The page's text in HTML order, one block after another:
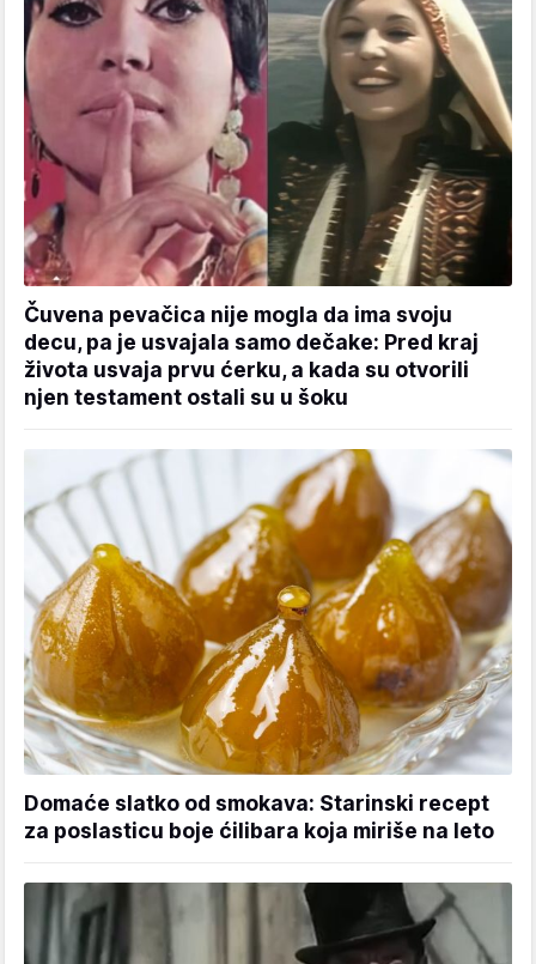
Čuvena pevačica nije mogla da ima svoju
decu, pa je usvajala samo dečake: Pred kraj
života usvaja prvu ćerku, a kada su otvorili
njen testament ostali su u šoku
Domaće slatko od smokava: Starinski recept
za poslasticu boje ćilibara koja miriše na leto